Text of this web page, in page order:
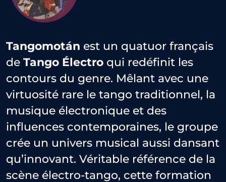
Tangomotán est un quatuor français
de Tango Électro qui redéfinit les
contours du genre. Mêlant avec une
virtuosité rare le tango traditionnel, la
musique électronique et des
influences contemporaines, le groupe
crée un univers musical aussi dansant
qu’innovant. Véritable référence de la
scène électro-tango, cette formation